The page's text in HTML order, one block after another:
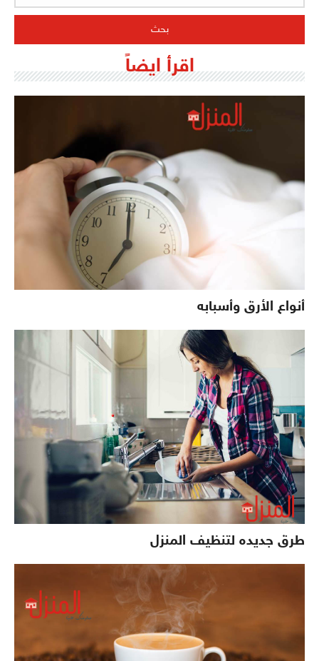
اقرأ ايضاً
أنواع الأرق وأسبابه
طرق جديده لتنظيف المنزل